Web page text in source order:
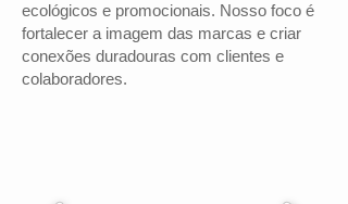
ecológicos e promocionais. Nosso foco é
fortalecer a imagem das marcas e criar
conexões duradouras com clientes e
colaboradores.